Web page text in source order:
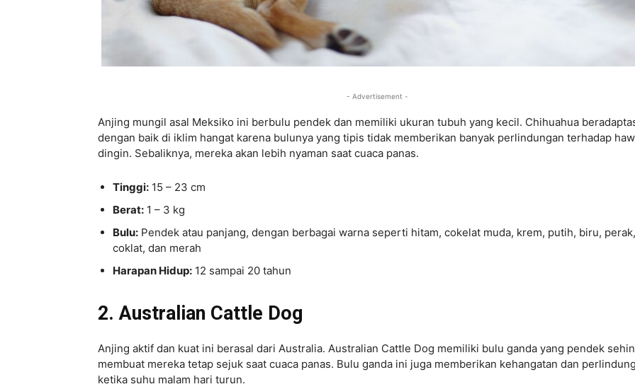
- Advertisement -
Anjing mungil asal Meksiko ini berbulu pendek dan memiliki ukuran tubuh yang kecil. Chihuahua
dengan baik di iklim hangat karena bulunya yang tipis tidak memberikan banyak perlindungan terhadap
dingin. Sebaliknya, mereka akan lebih nyaman saat cuaca panas.
Tinggi: 15 – 23 cm
Berat: 1 – 3 kg
Bulu: Pendek atau panjang, dengan berbagai warna seperti hitam, cokelat muda, krem, putih, biru, perak,
coklat, dan merah
Harapan Hidup: 12 sampai 20 tahun
2. Australian Cattle Dog
Anjing aktif dan kuat ini berasal dari Australia. Australian Cattle Dog memiliki bulu ganda yang pendek
membuat mereka tetap sejuk saat cuaca panas. Bulu ganda ini juga memberikan kehangatan dan
ketika suhu malam hari turun.